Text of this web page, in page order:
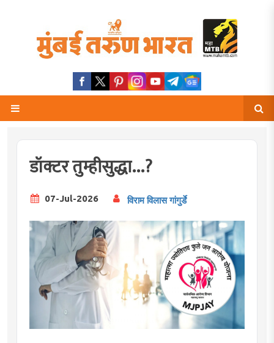
डॉक्टर तुम्हीसुद्धा...?
07-Jul-2026 विराम विलास गांगुर्डे